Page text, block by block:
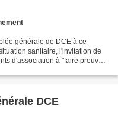
générale de DCE à ce
sanitaire, l'invitation de
d'association à "faire preuve
DCE